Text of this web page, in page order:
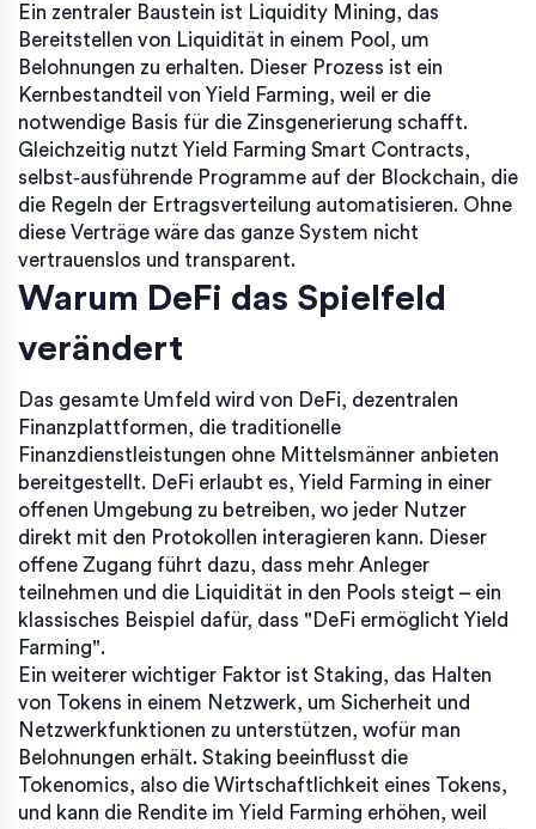
Ein zentraler Baustein ist Liquidity Mining, das
Bereitstellen von Liquidität in einem Pool, um
Belohnungen zu erhalten. Dieser Prozess ist ein
Kernbestandteil von Yield Farming, weil er die
notwendige Basis für die Zinsgenerierung schafft.
Gleichzeitig nutzt Yield Farming Smart Contracts,
selbst‑ausführende Programme auf der Blockchain, die
die Regeln der Ertragsverteilung automatisieren. Ohne
diese Verträge wäre das ganze System nicht
vertrauenslos und transparent.
Warum DeFi das Spielfeld
verändert
Das gesamte Umfeld wird von DeFi, dezentralen
Finanzplattformen, die traditionelle
Finanzdienstleistungen ohne Mittelsmänner anbieten
bereitgestellt. DeFi erlaubt es, Yield Farming in einer
offenen Umgebung zu betreiben, wo jeder Nutzer
direkt mit den Protokollen interagieren kann. Dieser
offene Zugang führt dazu, dass mehr Anleger
teilnehmen und die Liquidität in den Pools steigt – ein
klassisches Beispiel dafür, dass "DeFi ermöglicht Yield
Farming".
Ein weiterer wichtiger Faktor ist Staking, das Halten
von Tokens in einem Netzwerk, um Sicherheit und
Netzwerkfunktionen zu unterstützen, wofür man
Belohnungen erhält. Staking beeinflusst die
Tokenomics, also die Wirtschaftlichkeit eines Tokens,
und kann die Rendite im Yield Farming erhöhen, weil